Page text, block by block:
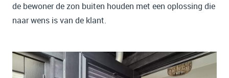
de bewoner de zon buiten houden met een oplossing die
naar wens is van de klant.